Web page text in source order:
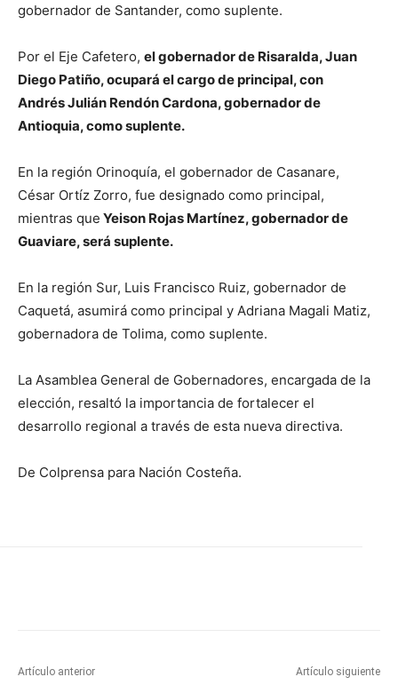
gobernador de Santander, como suplente.
Por el Eje Cafetero, el gobernador de Risaralda, Juan
Diego Patiño, ocupará el cargo de principal, con
Andrés Julián Rendón Cardona, gobernador de
Antioquia, como suplente.
En la región Orinoquía, el gobernador de Casanare,
César Ortíz Zorro, fue designado como principal,
mientras que Yeison Rojas Martínez, gobernador de
Guaviare, será suplente.
En la región Sur, Luis Francisco Ruiz, gobernador de
Caquetá, asumirá como principal y Adriana Magali Matiz,
gobernadora de Tolima, como suplente.
La Asamblea General de Gobernadores, encargada de la
elección, resaltó la importancia de fortalecer el
desarrollo regional a través de esta nueva directiva.
De Colprensa para Nación Costeña.
Artículo anterior Artículo siguiente